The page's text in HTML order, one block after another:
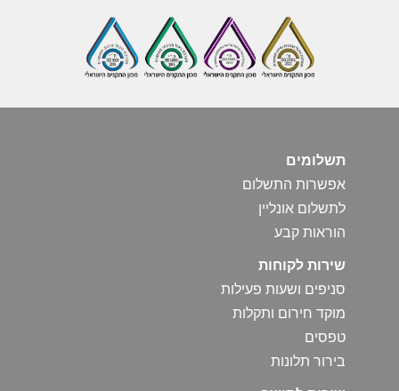
תשלומים
אפשרות התשלום
לתשלום אונליין
הוראות קבע
שירות לקוחות
סניפים ושעות פעילות
מוקד חירום ותקלות
טפסים
בירור תלונות